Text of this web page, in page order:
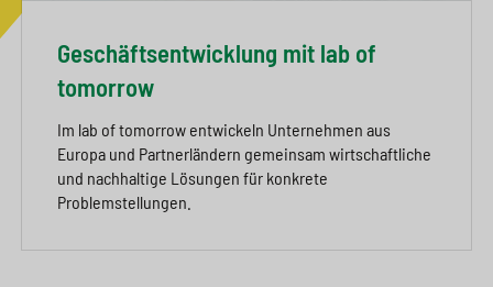
Geschäftsentwicklung mit lab of
tomorrow
Im lab of tomorrow entwickeln Unternehmen aus
Europa und Partnerländern gemeinsam wirtschaftliche
und nachhaltige Lösungen für konkrete
Problemstellungen.